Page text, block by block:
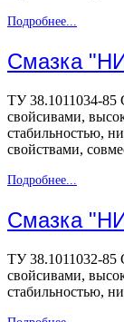
Подробнее...
Смазка
ТУ 38.1011034-85
свойсивами,
стабильностью,
свойствами,
Подробнее...
Смазка
ТУ 38.1011032-85
свойсивами,
стабильностью,